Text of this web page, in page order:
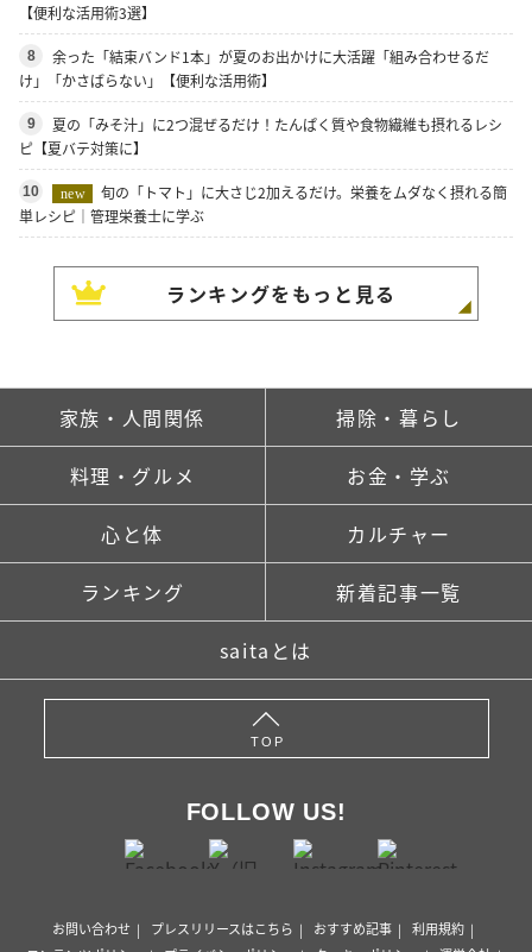
【便利な活用術3選】
8
余った「結束バンド1本」が夏のお出かけに大活躍「組み合わせるだ
け」「かさばらない」【便利な活用術】
9
夏の「みそ汁」に2つ混ぜるだけ！たんぱく質や食物繊維も摂れるレシ
ピ【夏バテ対策に】
10 new
旬の「トマト」に大さじ2加えるだけ。栄養をムダなく摂れる簡
単レシピ｜管理栄養士に学ぶ
ランキングをもっと見る
家族・人間関係 掃除・暮らし
料理・グルメ お金・学ぶ
心と体 カルチャー
ランキング 新着記事一覧
saitaとは
TOP
FOLLOW US!
お問い合わせ プレスリリースはこちら おすすめ記事
利用規約